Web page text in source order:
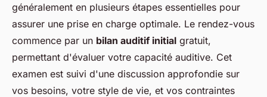
généralement en plusieurs étapes essentielles pour
assurer une prise en charge optimale. Le rendez-vous
commence par un bilan auditif initial gratuit,
permettant d'évaluer votre capacité auditive. Cet
examen est suivi d'une discussion approfondie sur
vos besoins, votre style de vie, et vos contraintes